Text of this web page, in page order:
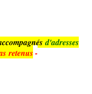
d'adresses
retenus-